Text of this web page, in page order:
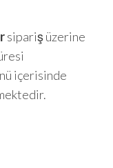
sipariş üzerine
içerisinde